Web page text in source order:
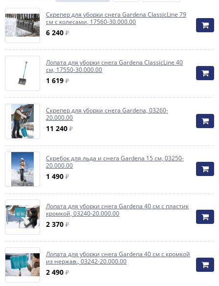
Скрепер для уборки снега Gardena ClassicLine 79
см с колесами, 17560-30.000.00
6 240 ₽
Лопата для уборки снега Gardena ClassicLine 40
см, 17550-30.000.00
1 619 ₽
Скрепер для уборки снега Gardena, 03260-
20.000.00
11 240 ₽
Скребок для льда и снега Gardena 15 см, 03250-
20.000.00
1 490 ₽
Лопата для уборки снега Gardena 40 см с пластик
кромкой, 03240-20.000.00
2 370 ₽
Лопата для уборки снега Gardena 40 см с кромкой
из нержав., 03242-20.000.00
2 490 ₽